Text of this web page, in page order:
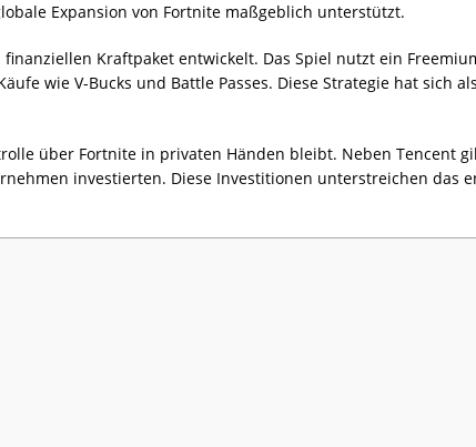
Expansion von Fortnite maßgeblich unterstützt.
Kraftpaket entwickelt. Das Spiel nutzt ein
wie V-Bucks und Battle Passes. Diese Strategie hat sich
über Fortnite in privaten Händen bleibt. Neben Tencent
investierten. Diese Investitionen unterstreichen das